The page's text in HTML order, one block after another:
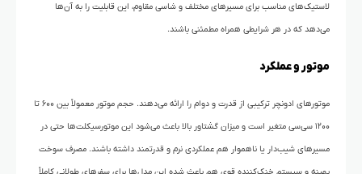
لاستیک‌های مناسب برای مسیرهای مختلف و شاسی مقاوم، این قابلیت را به آن‌ها
می‌دهد که در هر شرایطی همراه مطمئنی باشند.
موتور و عملکرد
موتورهای ادونچر ترکیبی از قدرت و دوام را ارائه می‌دهند. حجم موتور معمولاً بین ۶۰۰ تا
۱۲۰۰ سی‌سی متغیر است و میزان گشتاور بالا باعث می‌شود این موتورسیکلت‌ها حتی در
مسیرهای شیب‌دار یا ناهموار هم عملکردی نرم و قدرتمند داشته باشند. مصرف سوخت